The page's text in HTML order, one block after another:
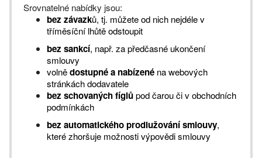
Srovnatelné nabídky jsou:
bez závazků, tj. můžete od nich nejdéle v
tříměsíční lhůtě odstoupit
bez sankcí, např. za předčasné ukončení
smlouvy
volnědostupné a nabízené na webových
stránkách dodavatele
bez schovaných fíglůpod čarou či v obchodních
podmínkách
bez automatického prodlužování smlouvy,
které zhoršuje možnosti výpovědi smlouvy